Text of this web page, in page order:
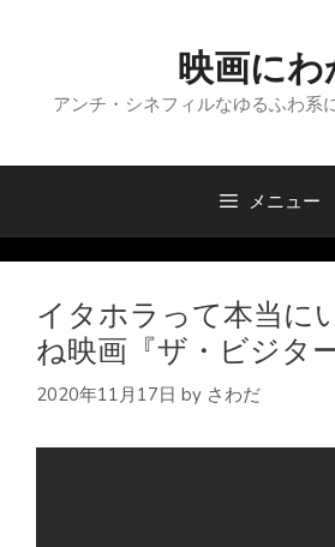
へ
映画にわ
アンチ・シネフィルなゆるふわ系
メニュー
イタホラって本当に
ね映画『ザ・ビジタ
2020年11月17日 by さわだ